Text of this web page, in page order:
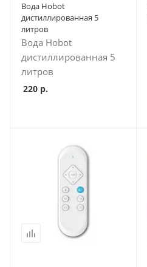
Вода Hobot
дистиллированная 5
литров
Вода Hobot
дистиллированная 5
литров
220 р.